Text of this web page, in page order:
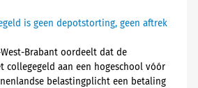
is geen depotstorting, geen aftrek
Brabant oordeelt dat de
collegegeld aan een hogeschool vóór
belastingplicht een betaling